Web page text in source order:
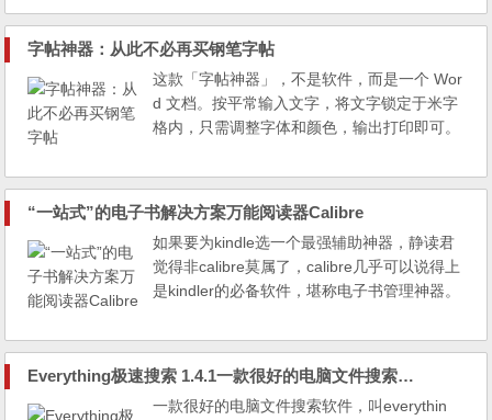
字帖神器：从此不必再买钢笔字帖
这款「字帖神器」，不是软件，而是一个 Wor
d 文档。按平常输入文字，将文字锁定于米字
格内，只需调整字体和颜色，输出打印即可。
“一站式”的电子书解决方案万能阅读器Calibre
如果要为kindle选一个最强辅助神器，静读君
觉得非calibre莫属了，calibre几乎可以说得上
是kindler的必备软件，堪称电子书管理神器。
Everything极速搜索 1.4.1一款很好的电脑文件搜索软件
一款很好的电脑文件搜索软件，叫everythin